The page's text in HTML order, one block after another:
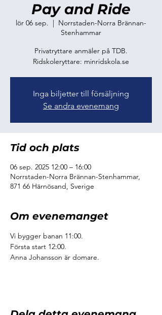
Pay and Ride
lör 06 sep.
  |
Norrstaden-Norra Brännan-
Stenhammar
Privatryttare anmäler på TDB.
Ridskoleryttare: minridskola.se
Inga biljetter till försäljning
Se andra evenemang
Tid och plats
06 sep. 2025 12:00 – 16:00
Norrstaden-Norra Brännan-Stenhammar,
871 66 Härnösand, Sverige
Om evenemanget
Vi bygger banan 11:00.
Första start 12:00.
Anna Johansson är domare.